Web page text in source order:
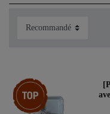
Article phare